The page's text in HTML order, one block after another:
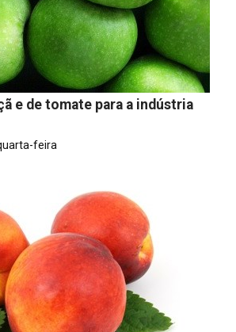
e de tomate para a indústria
feira